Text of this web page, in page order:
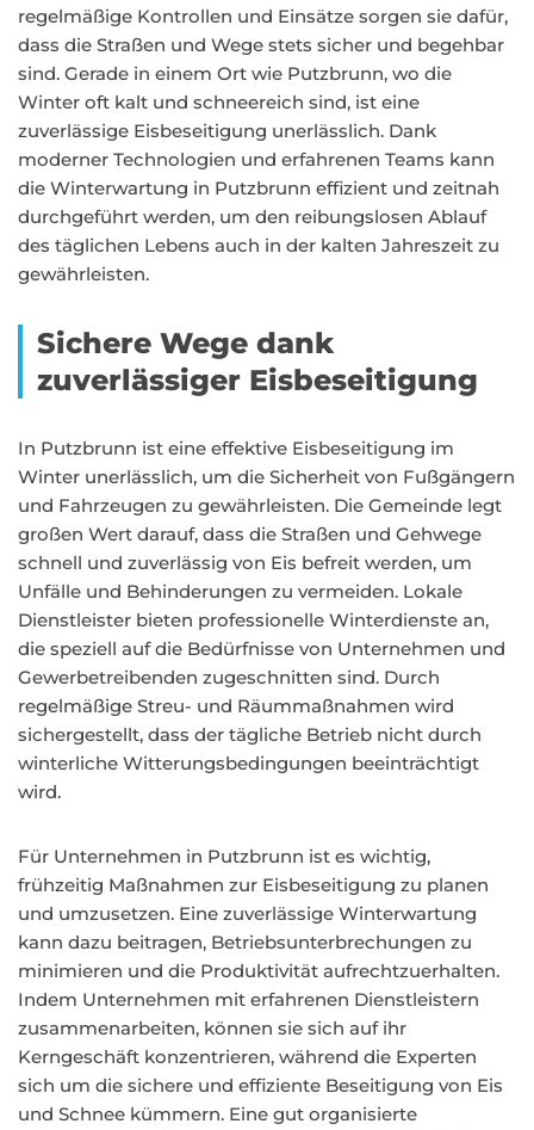
regelmäßige Kontrollen und Einsätze sorgen sie dafür,
dass die Straßen und Wege stets sicher und begehbar
sind. Gerade in einem Ort wie Putzbrunn, wo die
Winter oft kalt und schneereich sind, ist eine
zuverlässige Eisbeseitigung unerlässlich. Dank
moderner Technologien und erfahrenen Teams kann
die Winterwartung in Putzbrunn effizient und zeitnah
durchgeführt werden, um den reibungslosen Ablauf
des täglichen Lebens auch in der kalten Jahreszeit zu
gewährleisten.
Sichere Wege dank
zuverlässiger Eisbeseitigung
In Putzbrunn ist eine effektive Eisbeseitigung im
Winter unerlässlich, um die Sicherheit von Fußgängern
und Fahrzeugen zu gewährleisten. Die Gemeinde legt
großen Wert darauf, dass die Straßen und Gehwege
schnell und zuverlässig von Eis befreit werden, um
Unfälle und Behinderungen zu vermeiden. Lokale
Dienstleister bieten professionelle Winterdienste an,
die speziell auf die Bedürfnisse von Unternehmen und
Gewerbetreibenden zugeschnitten sind. Durch
regelmäßige Streu- und Räummaßnahmen wird
sichergestellt, dass der tägliche Betrieb nicht durch
winterliche Witterungsbedingungen beeinträchtigt
wird.
Für Unternehmen in Putzbrunn ist es wichtig,
frühzeitig Maßnahmen zur Eisbeseitigung zu planen
und umzusetzen. Eine zuverlässige Winterwartung
kann dazu beitragen, Betriebsunterbrechungen zu
minimieren und die Produktivität aufrechtzuerhalten.
Indem Unternehmen mit erfahrenen Dienstleistern
zusammenarbeiten, können sie sich auf ihr
Kerngeschäft konzentrieren, während die Experten
sich um die sichere und effiziente Beseitigung von Eis
und Schnee kümmern. Eine gut organisierte